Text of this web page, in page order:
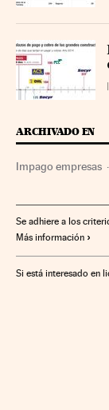
ARCHIVADO EN
Impago empresas
Endeudamiento
Derecho
Se adhiere a los
Más información
Si está interesado en